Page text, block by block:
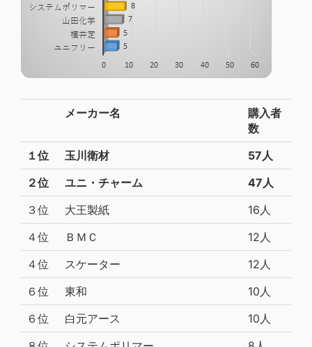
メーカー名
購入者
数
１位
玉川衛材
57人
２位
ユニ・チャーム
47人
３位
大王製紙
16人
４位
ＢＭＣ
12人
４位
スケーター
12人
６位
東和
10人
６位
白元アース
10人